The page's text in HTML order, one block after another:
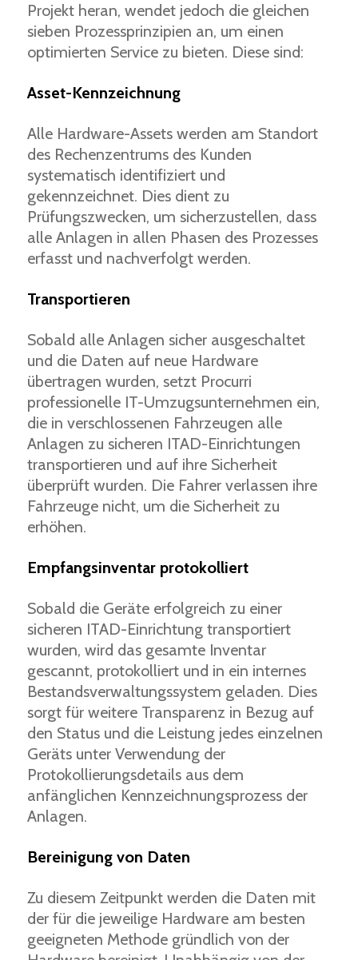
Projekt heran, wendet jedoch die gleichen
sieben Prozessprinzipien an, um einen
optimierten Service zu bieten. Diese sind:
Asset-Kennzeichnung
Alle Hardware-Assets werden am Standort
des Rechenzentrums des Kunden
systematisch identifiziert und
gekennzeichnet. Dies dient zu
Prüfungszwecken, um sicherzustellen, dass
alle Anlagen in allen Phasen des Prozesses
erfasst und nachverfolgt werden.
Transportieren
Sobald alle Anlagen sicher ausgeschaltet
und die Daten auf neue Hardware
übertragen wurden, setzt Procurri
professionelle IT-Umzugsunternehmen ein,
die in verschlossenen Fahrzeugen alle
Anlagen zu sicheren ITAD-Einrichtungen
transportieren und auf ihre Sicherheit
überprüft wurden. Die Fahrer verlassen ihre
Fahrzeuge nicht, um die Sicherheit zu
erhöhen.
Empfangsinventar protokolliert
Sobald die Geräte erfolgreich zu einer
sicheren ITAD-Einrichtung transportiert
wurden, wird das gesamte Inventar
gescannt, protokolliert und in ein internes
Bestandsverwaltungssystem geladen. Dies
sorgt für weitere Transparenz in Bezug auf
den Status und die Leistung jedes einzelnen
Geräts unter Verwendung der
Protokollierungsdetails aus dem
anfänglichen Kennzeichnungsprozess der
Anlagen.
Bereinigung von Daten
Zu diesem Zeitpunkt werden die Daten mit
der für die jeweilige Hardware am besten
geeigneten Methode gründlich von der